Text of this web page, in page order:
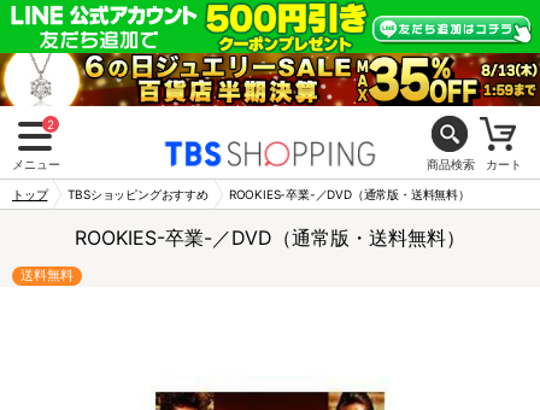
2
メニュー 商品検索 カート
トップ TBSショッピングおすすめ ROOKIES-卒業-／DVD（通常版・送料無料）
ROOKIES-卒業-／DVD（通常版・送料無料）
送料無料